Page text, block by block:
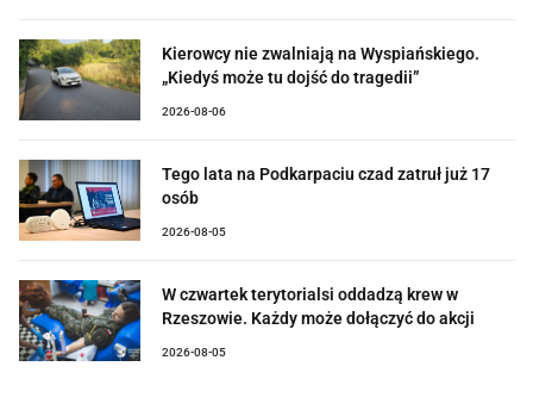
Kierowcy nie zwalniają na Wyspiańskiego.
„Kiedyś może tu dojść do tragedii”
2026-08-06
Tego lata na Podkarpaciu czad zatruł już 17
osób
2026-08-05
W czwartek terytorialsi oddadzą krew w
Rzeszowie. Każdy może dołączyć do akcji
2026-08-05